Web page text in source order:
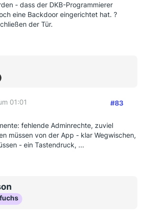
- dass der DKB-Programmierer
eine Backdoor eingerichtet hat. ?
der Tür.
01:01 #83
fehlende Adminrechte, zuviel
müssen von der App - klar Wegwischen,
- ein Tastendruck, ...